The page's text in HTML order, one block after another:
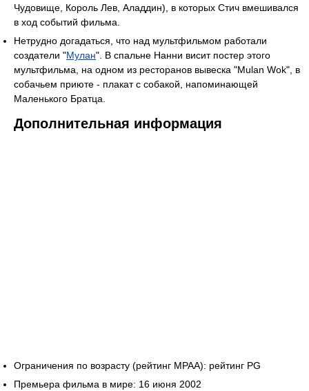
Чудовище, Король Лев, Аладдин), в которых Стич вмешивался
в ход событий фильма.
Нетрудно догадаться, что над мультфильмом работали
создатели "Мулан". В спальне Нанни висит постер этого
мультфильма, на одном из ресторанов вывеска "Mulan Wok", в
собачьем приюте - плакат с собакой, напоминающей
Маленького Братца.
Дополнительная информация
Ограничения по возрасту (рейтинг MPAA): рейтинг PG
Премьера фильма в мире: 16 июня 2002